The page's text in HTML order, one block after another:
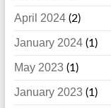
April 2024(2)
January 2024(1)
May 2023 (1)
January 2023 (1)